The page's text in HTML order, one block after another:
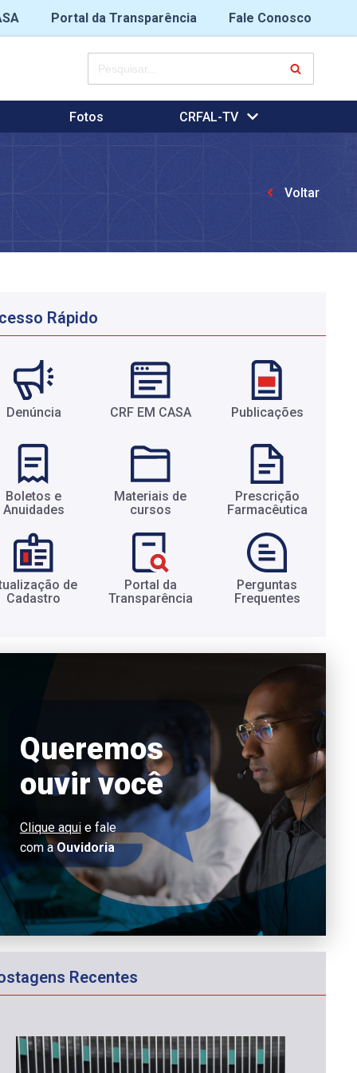
Portal da Transparência
Fale Conosco
Fotos CRFAL-TV
Voltar
Rápido
Denúncia CRF EM CASA Publicações
Boletos e
Anuidades​
Materiais de
cursos​
Prescrição
Farmacêutica​
de
Cadastro​
Portal da
Transparência​
Perguntas
Frequentes​
Queremos
ouvir você
Clique aquie fale
com aOuvidoria
Recentes